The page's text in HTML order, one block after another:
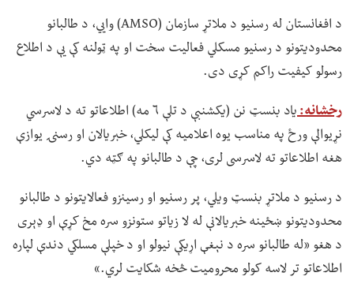
د افغانستان له رسنیو د ملاتړ سازمان (AMSO) وايي، د طالبانو
محدودیتونو د رسنیو مسکلي فعالیت سخت او په ټولنه کې یې د اطلاع
رسولو کیفیت راکم کړی دی.
رخشانه:
یاد بنسټ نن (یکشنبې د تلې ۶ مه) اطلاعاتو ته د لاسرسي
نړیوالې ورځ په مناسب یوه اعلامیه کې لیکلي، خبریالان او رسنۍ یوازې
هغه اطلاعاتو ته لاسرسی لری، چې د طالبانو په ګټه دي.
د رسنیو د ملاتړ بنسټ ویلي، پر رسنیو او رسینزو فعالایتونو د طالبانو
محدودیتونو ښځینه خبریالانې له لا زیاتو ستونزو سره مخ کړې او ډېری
د هغو «له طالبانو سره د نېغې اړیکې نیولو او د خپلې مسلکي دندې لپاره
اطلاعاتو تر لاسه کولو محرومیت څخه شکایت لري.»